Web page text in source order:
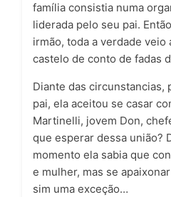
família consistia numa
liderada pelo seu pai.
irmão, toda a verdade veio
castelo de conto de fadas
Diante das circunstancias,
pai, ela aceitou se casar
Martinelli, jovem Don,
que esperar dessa união?
momento ela sabia que
e mulher, mas se
sim uma exceção…